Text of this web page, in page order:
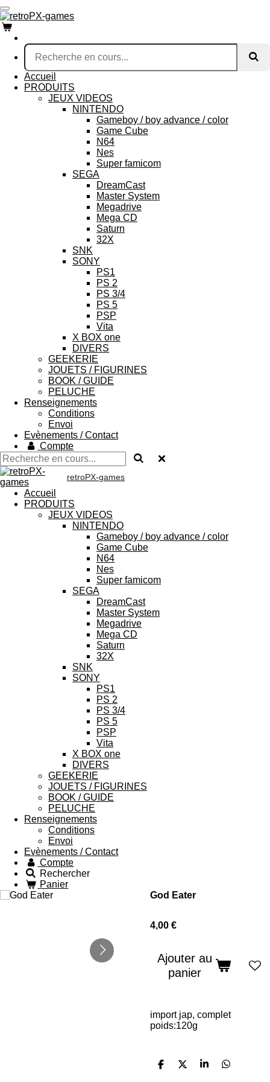
Passer
au
contenu
principal
Accueil
PRODUITS
JEUX VIDEOS
NINTENDO
Gameboy / boy advance / color
Game Cube
N64
Nes
Super famicom
SEGA
DreamCast
Master System
Megadrive
Mega CD
Saturn
32X
SNK
SONY
PS1
PS 2
PS 3/4
PS 5
PSP
Vita
X BOX one
DIVERS
GEEKERIE
JOUETS / FIGURINES
BOOK / GUIDE
PELUCHE
Renseignements
Conditions
Envoi
Evènements / Contact
Compte
retroPX-games
Accueil
PRODUITS
JEUX VIDEOS
NINTENDO
Gameboy / boy advance / color
Game Cube
N64
Nes
Super famicom
SEGA
DreamCast
Master System
Megadrive
Mega CD
Saturn
32X
SNK
SONY
PS1
PS 2
PS 3/4
PS 5
PSP
Vita
X BOX one
DIVERS
GEEKERIE
JOUETS / FIGURINES
BOOK / GUIDE
PELUCHE
Renseignements
Conditions
Envoi
Evènements / Contact
Compte
Rechercher
Panier
God Eater
4,00 €
Ajouter au
panier
import jap, complet
poids:120g
P
P
P
P